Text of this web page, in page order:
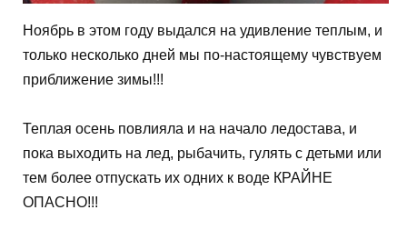
Ноябрь в этом году выдался на удивление теплым, и
только несколько дней мы по-настоящему чувствуем
приближение зимы!!!
Теплая осень повлияла и на начало ледостава, и
пока выходить на лед, рыбачить, гулять с детьми или
тем более отпускать их одних к воде КРАЙНЕ
ОПАСНО!!!